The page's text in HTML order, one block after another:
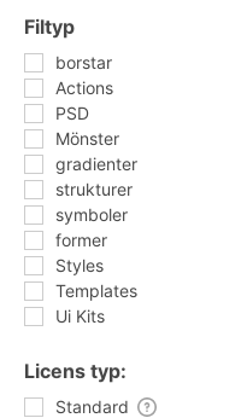
Filtyp
borstar
Actions
PSD
Mönster
gradienter
strukturer
symboler
former
Styles
Templates
Ui Kits
Licens typ:
Standard